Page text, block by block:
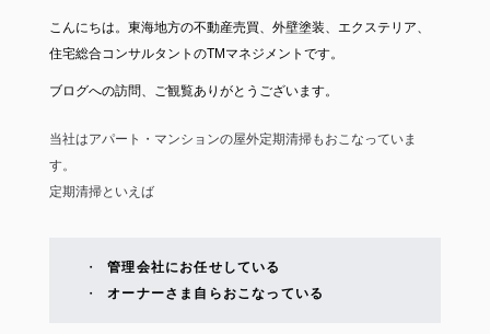
こんにちは。東海地方の不動産売買、外壁塗装、エクステリア、
住宅総合コンサルタントのTMマネジメントです。
ブログへの訪問、ご観覧ありがとうございます。
当社はアパート・マンションの屋外定期清掃もおこなっていま
す。
定期清掃といえば
管理会社にお任せしている
オーナーさま自らおこなっている